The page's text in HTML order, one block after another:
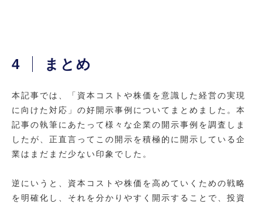
4 まとめ
本記事では、「資本コストや株価を意識した経営の実現
に向けた対応」の好開示事例についてまとめました。本
記事の執筆にあたって様々な企業の開示事例を調査しま
したが、正直言ってこの開示を積極的に開示している企
業はまだまだ少ない印象でした。
逆にいうと、資本コストや株価を高めていくための戦略
を明確化し、それを分かりやすく開示することで、投資